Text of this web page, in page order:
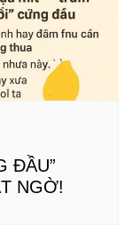
ĐẦU”
NGỜ!